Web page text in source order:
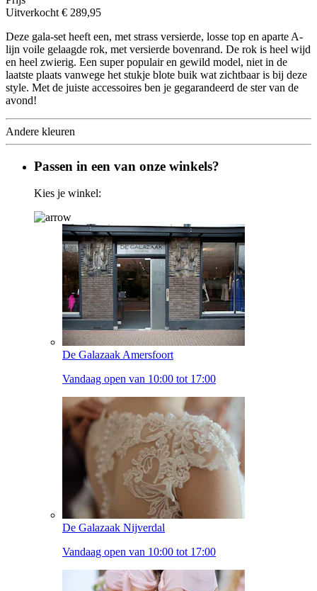
Uitverkocht € 289,95
Deze gala-set heeft een, met strass versierde, losse top en aparte A-
lijn voile gelaagde rok, met versierde bovenrand. De rok is heel wijd
en heel zwierig. Een super populair en gewild model, niet in de
laatste plaats vanwege het stukje blote buik wat zichtbaar is bij deze
style. Met de juiste accessoires ben je gegarandeerd de ster van de
avond!
Andere kleuren
Passen in een van onze winkels?
Kies je winkel:
De Galazaak Amersfoort
Vandaag open van 10:00 tot 17:00
De Galazaak Nijverdal
Vandaag open van 10:00 tot 17:00